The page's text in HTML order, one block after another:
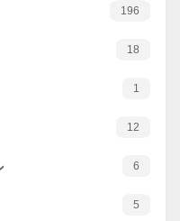
196
18
1
12
6
5